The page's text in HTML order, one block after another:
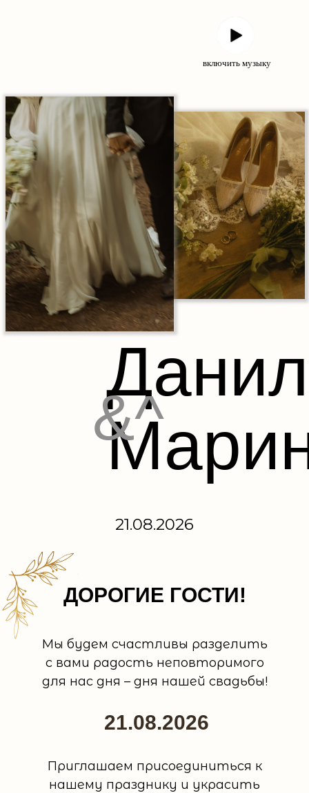
Данил
&^
21.08.2026
включить музыку
21.08.2026
ДОРОГИЕ ГОСТИ!
Приглашаем присоединиться к
нашему празднику и украсить
Мы будем счастливы разделить
с вами радость неповторимого
для нас дня – дня нашей свадьбы!